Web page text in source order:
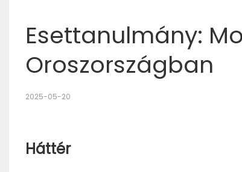
Esettanulmány:
Oroszországban
2025-05-20
Háttér